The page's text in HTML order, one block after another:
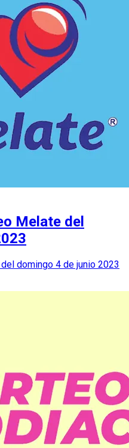
Melate del
domingo 4 de junio 2023